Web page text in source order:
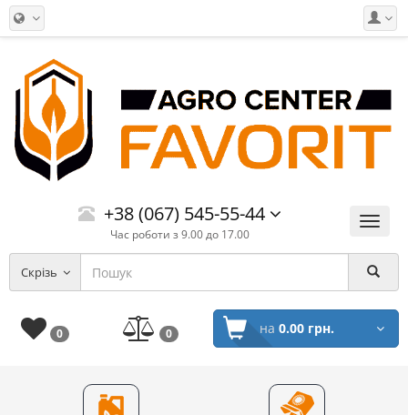
Меню
+38 (067) 545-55-44
Час роботи з 9.00 до 17.00
Скрізь
0 0 на 0.00 грн.